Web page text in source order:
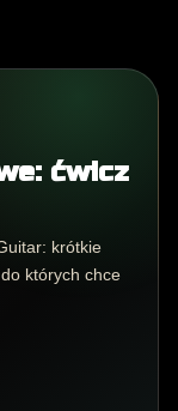
ćwicz
krótkie
których chce